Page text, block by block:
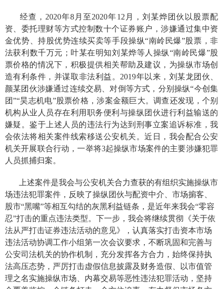
经查，2020年8月至2020年12月，刘某烨团伙以股票配
资、委托理财等方式控制数十个证券账户，涉嫌通过集中资
金优势、持股优势连续买卖等手段操纵“南岭民爆”股票，非
法获利数千万元 ； 叶某在明知刘某烨等人操纵“南岭民爆”股
票价格的情况下，积极提供相关帮助及建议，为操纵市场创
造有利条件 ，并谋取非法利益。2019年以来， 刘某龙团伙、
颜某团伙涉嫌通过连续交易、对倒等方式，分别操纵“今创集
团”“昊志机电”股票价格，涉案金额巨大。调查还发现，个别
机构从业人员存在利用职务便利与操纵团伙进行利益输送的
嫌疑。鉴于上述人员的违法行为达到刑事立案追诉标准 ，我
会依法将相关案件线索移送公安机关。近日，我会配合公安
机关开展联合行动，一举将3起操纵市场案件的主要涉嫌犯罪
人员抓捕归案。
上述案件是我会与公安机关合力查获的有组织实施操纵市
场违法犯罪案件，反映了操纵团伙与配资中介、市场掮客、
股市“黑嘴”等相互勾结的灰黑利益链条，是近年来我会“零容
忍”打击的重点违法类型。下一步，我会将继续贯彻《关于依
法从严打击证券违法活动的意见》，认真落实打击资本市场
违法活动协调工作小组第一次会议要求，不断巩固和完善与
公安司法机关的协作机制，充分发挥各方合力，始终保持执
法高压态势，严厉打击虚假信息披露及财务造假、以市值管
理之名实施操纵市场、内幕交易等恶性违法犯罪活动，坚持